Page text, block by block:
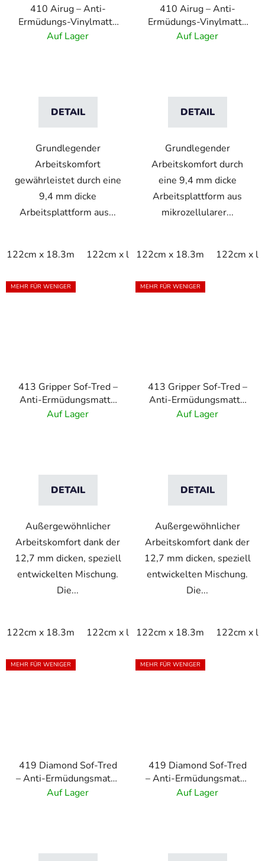
410 Airug – Anti-
Ermüdungs-Vinylmatte
mit Rippenmuster –
Auf Lager
DETAIL
Grundlegender
Arbeitskomfort
gewährleistet durch eine
9,4 mm dicke
Arbeitsplattform aus...
122cm x 18.3m 122cm x linm 60cm x 18.3m 60cm x
410 Airug – Anti-
Ermüdungs-Vinylmatte
mit Rippenmuster –
Auf Lager
DETAIL
Grundlegender
Arbeitskomfort durch
eine 9,4 mm dicke
Arbeitsplattform aus
mikrozellularer...
122cm x 18.3m 122cm x
MEHR FÜR WENIGER
413 Gripper Sof-Tred –
Anti-Ermüdungsmatte
mit Dyna-Shield-
Auf Lager
DETAIL
Außergewöhnlicher
Arbeitskomfort dank der
12,7 mm dicken, speziell
entwickelten Mischung.
Die...
122cm x 18.3m 122cm x linm 60cm x 18.3m 60cm x
MEHR FÜR WENIGER
413 Gripper Sof-Tred –
Anti-Ermüdungsmatte
mit Dyna-Shield-
Auf Lager
DETAIL
Außergewöhnlicher
Arbeitskomfort dank der
12,7 mm dicken, speziell
entwickelten Mischung.
Die...
122cm x 18.3m 122cm x
MEHR FÜR WENIGER
419 Diamond Sof-Tred
– Anti-Ermüdungsmatte
mit Dyna-Shield-
Auf Lager
MEHR FÜR WENIGER
419 Diamond Sof-Tred
– Anti-Ermüdungsmatte
mit Dyna-Shield-
Auf Lager